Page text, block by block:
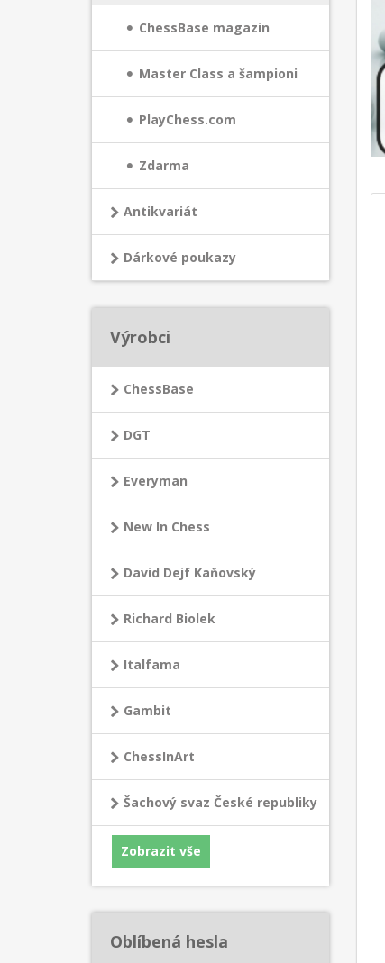
ChessBase magazin
Master Class a šampioni
PlayChess.com
Zdarma
Antikvariát
Dárkové poukazy
Výrobci
ChessBase
DGT
Everyman
New In Chess
David Dejf Kaňovský
Richard Biolek
Italfama
Gambit
ChessInArt
Šachový svaz České republiky
Zobrazit vše
Oblíbená hesla